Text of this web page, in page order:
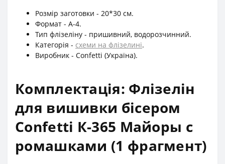
Розмір заготовки - 20*30 см.
Формат - А-4.
Тип флізеліну - пришивний, водорозчинний.
Категорія - схеми на флізелині.
Виробник - Confetti (Україна).
Комплектація: Флізелін
для вишивки бісером
Confetti К-365 Майоры с
ромашками (1 фрагмент)